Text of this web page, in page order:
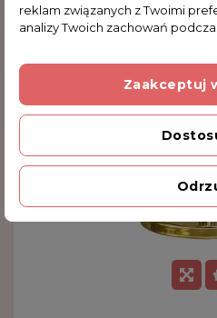
reklam związanych z Twoimi
analizy Twoich zachowań
Zaakceptuj